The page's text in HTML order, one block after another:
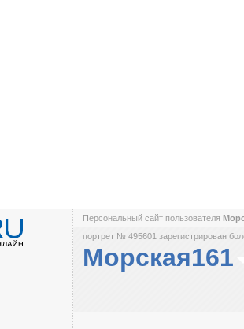
Персональный сайт пользователя
портрет № 495601 зарегистрирован
Морская161